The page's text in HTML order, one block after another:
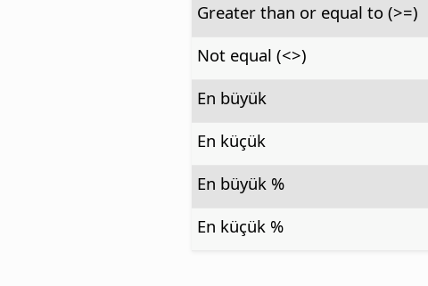
Greater than or equal to (>=)
Not equal (<>)
En büyük
En küçük
En büyük %
En küçük %